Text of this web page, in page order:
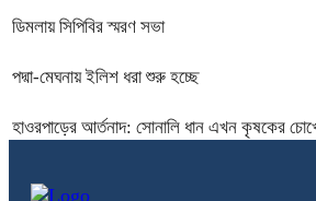
ডিমলায় সিপিবির স্মরণ সভা
পদ্মা-মেঘনায় ইলিশ ধরা শুরু হচ্ছে
হাওরপাড়ের আর্তনাদ: সোনালি ধান এখন কৃষকের